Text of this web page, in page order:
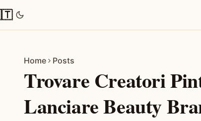
Home Posts
Trovare Creatori
Lanciare Beauty